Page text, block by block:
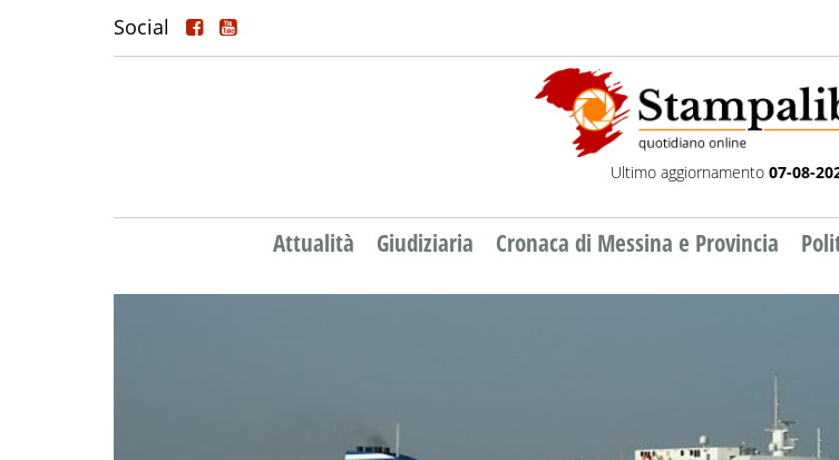
Social
Ultimo aggiornamento 07-08-
Attualità Giudiziaria Cronaca di Messina e Provincia